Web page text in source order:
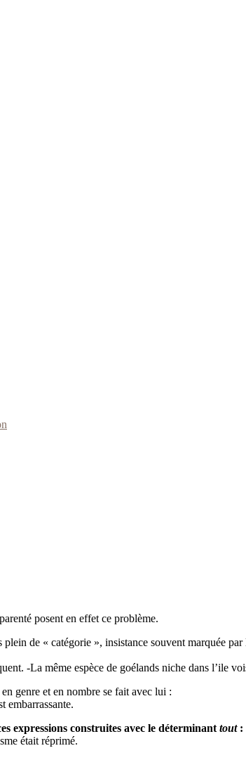
posent en effet ce problème.
plein de « catégorie », insistance souvent marquée
-La même espèce de goélands niche dans l’ile
genre et en nombre se fait avec lui :
embarrassante.
expressions construites avec le déterminant tout:
était réprimé.